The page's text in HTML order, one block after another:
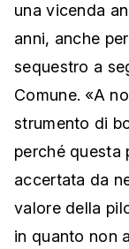
una vicenda
anni, anche
sequestro a
Comune. «A
strumento di
perché questa
accertata da
valore della
in quanto non